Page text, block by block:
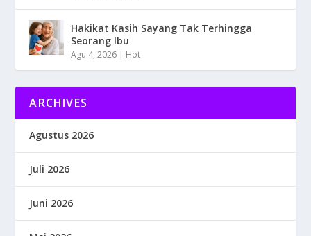
Hakikat Kasih Sayang Tak Terhingga
Seorang Ibu
Agu 4, 2026 | Hot
ARCHIVES
Agustus 2026
Juli 2026
Juni 2026